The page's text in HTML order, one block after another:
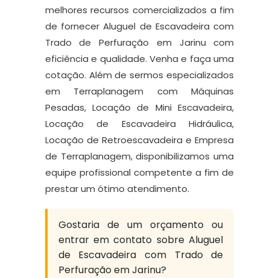
melhores recursos comercializados a fim
de fornecer Aluguel de Escavadeira com
Trado de Perfuração em Jarinu com
eficiência e qualidade. Venha e faça uma
cotação. Além de sermos especializados
em Terraplanagem com Máquinas
Pesadas, Locação de Mini Escavadeira,
Locação de Escavadeira Hidráulica,
Locação de Retroescavadeira e Empresa
de Terraplanagem, disponibilizamos uma
equipe profissional competente a fim de
prestar um ótimo atendimento.
Gostaria de um orçamento ou
entrar em contato sobre Aluguel
de Escavadeira com Trado de
Perfuração em Jarinu?